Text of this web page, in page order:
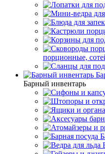
порционные,
Барный инвентарь